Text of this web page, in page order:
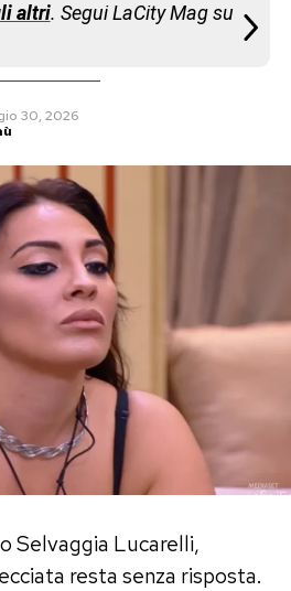
altri. Segui LaCity Mag su
30, 2026
Selvaggia Lucarelli,
resta senza risposta.